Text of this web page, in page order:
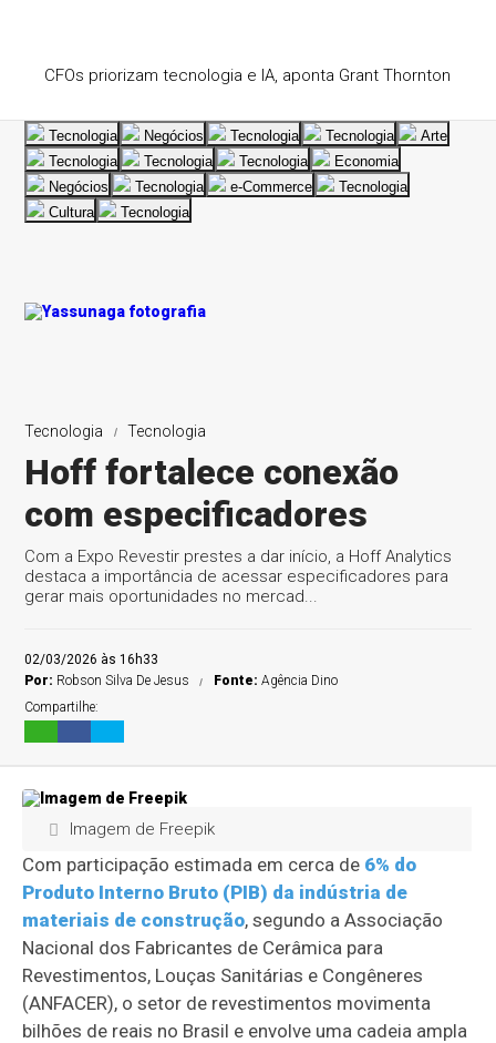
CFOs priorizam tecnologia e IA, aponta Grant Thornton
Tecnologia Negócios Tecnologia Tecnologia
Arte
Tecnologia
Tecnologia Tecnologia
Economia
Negócios
Tecnologia e-Commerce
Tecnologia
Cultura
Tecnologia
Tecnologia Tecnologia
Hoff fortalece conexão
com especificadores
Com a Expo Revestir prestes a dar início, a Hoff Analytics
destaca a importância de acessar especificadores para
gerar mais oportunidades no mercad...
02/03/2026 às 16h33
Por: Robson Silva De Jesus Fonte:Agência Dino
Compartilhe:
Imagem de Freepik
Com participação estimada em cerca de 6% do
Produto Interno Bruto (PIB) da indústria de
materiais de construção, segundo a Associação
Nacional dos Fabricantes de Cerâmica para
Revestimentos, Louças Sanitárias e Congêneres
(ANFACER), o setor de revestimentos movimenta
bilhões de reais no Brasil e envolve uma cadeia ampla